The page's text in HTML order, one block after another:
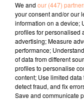
INI KAMOZE
Here Comes The
Hotstepper
l'horoscope
We and our (447)
your consent and/or our
information on a device;
profiles for personalised
advertising; Measure
performance;
of data from different
profiles to personalise
content; Use limited
detect fraud, and fix
Save and communicate